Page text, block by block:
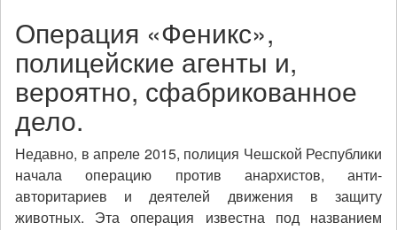
Операция «Феникс»,
полицейские агенты и,
вероятно, сфабрикованное
дело.
Недавно, в апреле 2015, полиция Чешской Республики
начала операцию против анархистов, анти-
авторитариев и деятелей движения в защиту
животных. Эта операция известна под названием